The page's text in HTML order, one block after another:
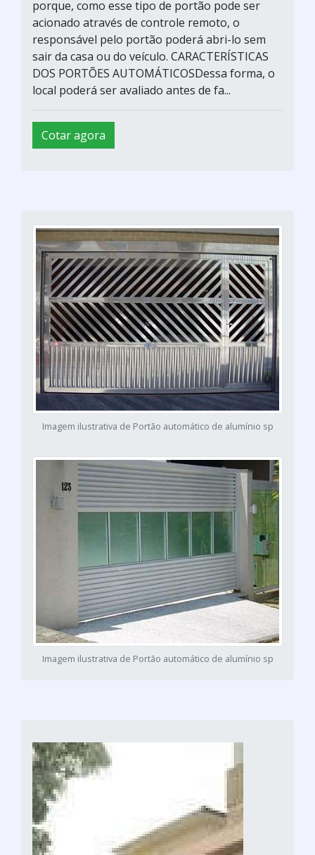
porque, como esse tipo de portão pode ser
acionado através de controle remoto, o
responsável pelo portão poderá abri-lo sem
sair da casa ou do veículo. CARACTERÍSTICAS
DOS PORTÕES AUTOMÁTICOSDessa forma, o
local poderá ser avaliado antes de fa...
Cotar agora
Imagem ilustrativa de Portão automático de alumínio sp
Imagem ilustrativa de Portão automático de alumínio sp